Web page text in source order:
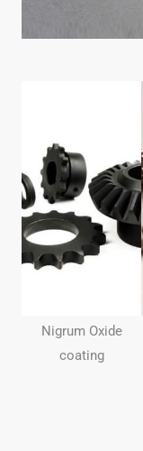
Nigrum Oxide
coating